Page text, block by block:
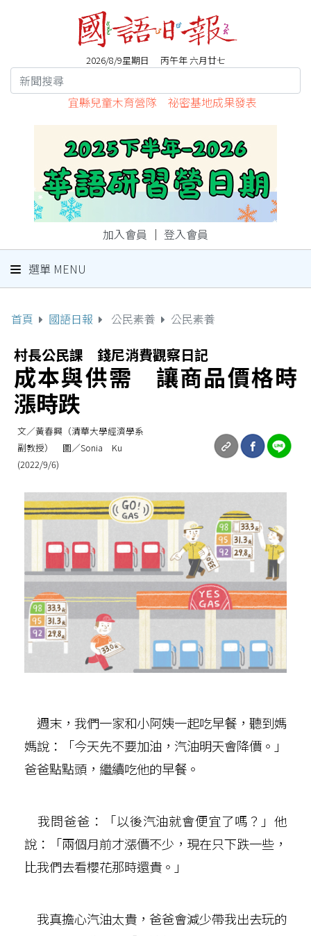
2026/8/9星期日 丙午年 六月廿七
宜縣兒童木育營隊 祕密基地成果發表
加入會員 ｜ 登入會員
選單 MENU
首頁 國語日報 公民素養 公民素養
村長公民課 錢尼消費觀察日記
成本與供需 讓商品價格時
漲時跌
文／黃春興（清華大學經濟學系
副教授） 圖／Sonia Ku
(2022/9/6)
週末，我們一家和小阿姨一起吃早餐，聽到媽
媽說：「今天先不要加油，汽油明天會降價。」
爸爸點點頭，繼續吃他的早餐。
我問爸爸：「以後汽油就會便宜了嗎？」他
說：「兩個月前才漲價不少，現在只下跌一些，
比我們去看櫻花那時還貴。」
我真擔心汽油太貴，爸爸會減少帶我出去玩的